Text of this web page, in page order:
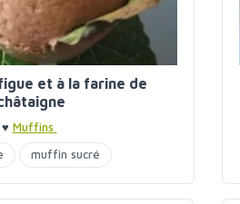
et à la farine de
♥ Muffins
muffin sucré